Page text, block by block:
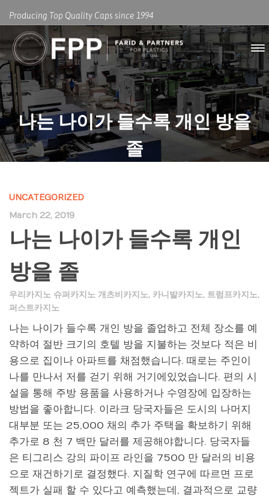
Producing Top Quality Caps since 1994
나는 나이가 들수록 개인 방을
졸
UNCATEGORIZED
March 22, 2019
나는 나이가 들수록 개인
방을 졸
우리카지노 슈퍼카지노 개츠비카지노, 카니발카지노, 트럼프카지노,
퍼스트카지노
나는 나이가 들수록 개인 방을 졸업하고 전체 장소를 예
약하여 절반 크기의 호텔 방을 지불하는 것보다 적은 비
용으로 집이나 아파트를 채점했습니다. 때로는 주인이
나를 만나서 저를 걷기 위해 거기에있었습니다. 편의 시
설을 통해 주방 용품을 사용하거나 수영장에 입장하는
방법을 좋아합니다. 이라크 당국자들은 도시의 나머지
대부분 또는 25,000 채의 추가 주택을 확보하기 위해
추가로 8 천 7 백만 달러를 제공해야합니다. 당국자들
은 티그리스 강의 파이프 라인을 7500 만 달러의 비용
으로 재건하기로 결정했다. 지질학 연구에 따르면 프로
젝트가 실패 할 수 있다고 예측했는데, 결과적으로 교량